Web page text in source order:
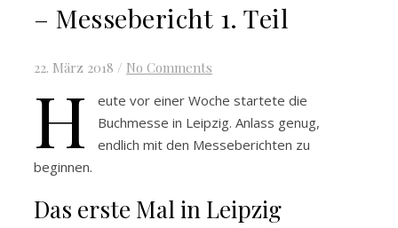
– Messebericht 1. Teil
22. März 2018 / No Comments
H
eute vor einer Woche startete die
Buchmesse in Leipzig. Anlass genug,
endlich mit den Messeberichten zu
beginnen.
Das erste Mal in Leipzig